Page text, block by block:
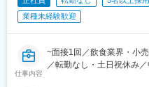
＜FA制度＞
エンジニアの方を対象に
度です。
転職をする必要なく、社
エンジニアとしての可能
業種未経験歓迎
仕事内容
~面接1回／飲食業界・小
／転勤なし・土日祝休み